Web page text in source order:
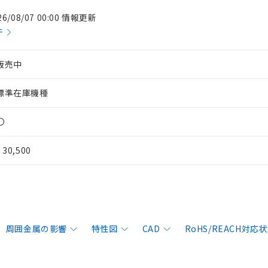
08/07 00:00 情報更新
売中
準在庫機種
30,500
周囲金属の影響 特性図 CAD RoHS/REACH対応